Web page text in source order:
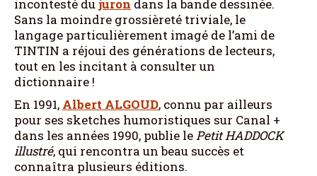
incontesté dujuron dans la bande dessinée.
Sans la moindre grossièreté triviale, le
langage particulièrement imagé de l’ami de
TINTIN a réjoui des générations de lecteurs,
tout en les incitant à consulter un
dictionnaire !
En 1991, Albert ALGOUD, connu par ailleurs
pour ses sketches humoristiques sur Canal +
dans les années 1990, publie lePetitHADDOCK
illustré, qui rencontra un beau succès et
connaîtra plusieurs éditions.